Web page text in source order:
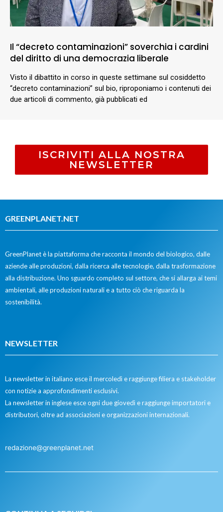
Il “decreto contaminazioni” soverchia i cardini
del diritto di una democrazia liberale
Visto il dibattito in corso in queste settimane sul cosiddetto
“decreto contaminazioni” sul bio, riproponiamo i contenuti dei
due articoli di commento, già pubblicati ed
ISCRIVITI ALLA NOSTRA
NEWSLETTER
GREENPLANET.NET
GreenPlanet è la piattaforma che racconta il mondo del biologico, dalle
aziende alle produzioni, dalla ricerca alle tecnologie, dalla trasformazione
alla distribuzione. Uno sguardo completo sul settore, che si allarga ai temi
ambientali, alle produzioni naturali e a tutto ciò che riguarda la
sostenibilità.
NEWSLETTER
La newsletter in italiano esce il mercoledì e raggiunge filiera e stakeholder
con notizie a approfondimenti esclusivi.
La newsletter in inglese esce ogni due giovedì e raggiunge importatori e
distributori, oltre ad associazioni e organizzazioni internazionali.
redazione@greenplanet.net